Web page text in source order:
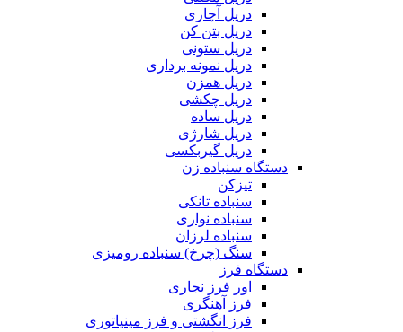
دریل آچاری
دریل بتن کن
دریل ستونی
دریل نمونه برداری
دریل همزن
دریل چکشی
دریل ساده
دریل شارژی
دریل گیربکسی
دستگاه سنباده زن
تیزکن
سنباده تانکی
سنباده نواری
سنباده لرزان
سنگ (چرخ) سنباده رومیزی
دستگاه فرز
اور فرز نجاری
فرز آهنگری
فرز انگشتی و فرز مینیاتوری